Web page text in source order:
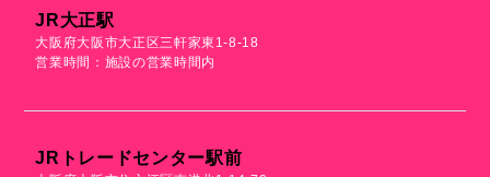
JR大正駅
大阪府大阪市大正区三軒家東1-8-18
営業時間：施設の営業時間内
JRトレードセンター駅前